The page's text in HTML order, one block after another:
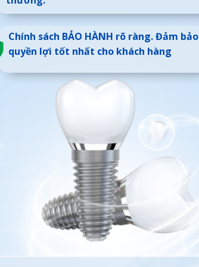
Chính sách BẢO HÀNH rõ ràng. Đảm bảo
quyền lợi tốt nhất cho khách hàng